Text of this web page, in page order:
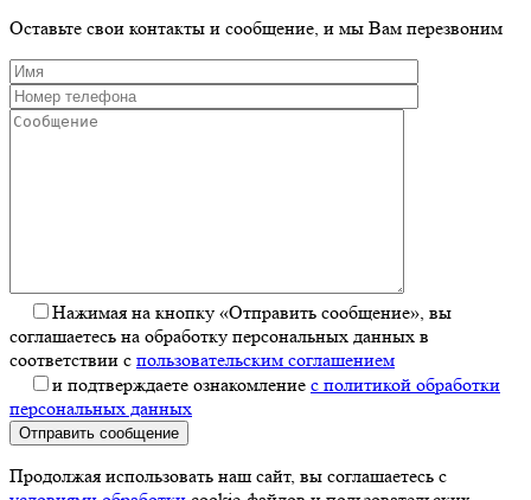
Оставьте свои контакты и сообщение, и мы Вам перезвоним
Нажимая на кнопку «Отправить сообщение», вы
соглашаетесь на обработку персональных данных в
соответствии с пользовательским соглашением
и подтверждаете ознакомление с политикой обработки
персональных данных
Отправить сообщение
Продолжая использовать наш сайт, вы соглашаетесь с